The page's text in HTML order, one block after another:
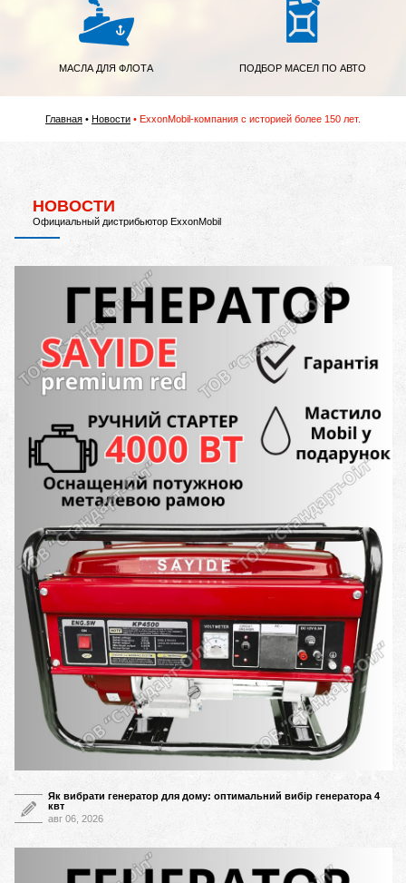
МАСЛА ДЛЯ ФЛОТА ПОДБОР МАСЕЛ ПО АВТО
Главная Новости ExxonMobil-компания с историей более 150 лет.
НОВОСТИ
Официальный дистрибьютор ExxonMobil
Як вибрати генератор для дому: оптимальний вибір генератора 4
квт
авг 06, 2026